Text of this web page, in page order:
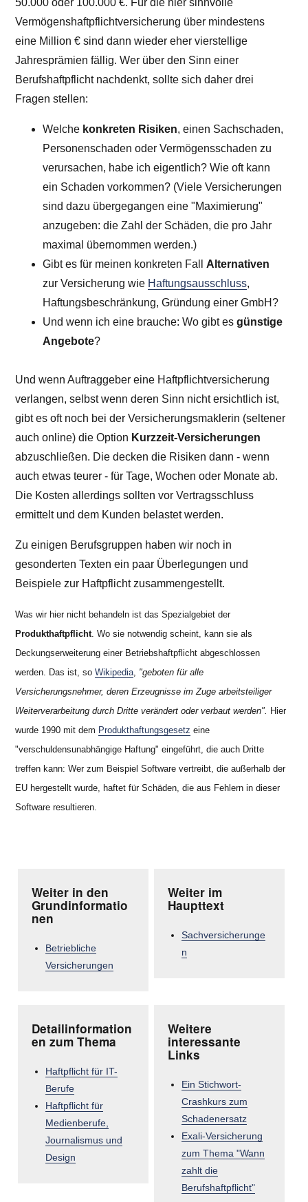
Vermögenshaftpflichtversicherung über mindestens
eine Million € sind dann wieder eher vierstellige
Jahresprämien fällig. Wer über den Sinn einer
Berufshaftpflicht nachdenkt, sollte sich daher drei
Fragen stellen:
Welche konkreten Risiken, einen Sachschaden,
Personenschaden oder Vermögensschaden zu
verursachen, habe ich eigentlich? Wie oft kann
ein Schaden vorkommen? (Viele Versicherungen
sind dazu übergegangen eine "Maximierung"
anzugeben: die Zahl der Schäden, die pro Jahr
maximal übernommen werden.)
Gibt es für meinen konkreten Fall Alternativen
zur Versicherung wie Haftungsausschluss,
Haftungsbeschränkung, Gründung einer GmbH?
Und wenn ich eine brauche: Wo gibt esgünstige
Angebote?
Und wenn Auftraggeber eine Haftpflichtversicherung
verlangen, selbst wenn deren Sinn nicht ersichtlich ist,
gibt es oft noch bei der Versicherungsmaklerin (seltener
auch online) die Option Kurzzeit-Versicherungen
abzuschließen. Die decken die Risiken dann - wenn
auch etwas teurer - für Tage, Wochen oder Monate ab.
Die Kosten allerdings sollten vor Vertragsschluss
ermittelt und dem Kunden belastet werden.
Zu einigen Berufsgruppen haben wir noch in
gesonderten Texten ein paar Überlegungen und
Beispiele zur Haftpflicht zusammengestellt.
Was wir hier nicht behandeln ist das Spezialgebiet der
Produkthaftpflicht . Wo sie notwendig scheint, kann sie als
Deckungserweiterung einer Betriebshaftpflicht abgeschlossen
werden. Das ist, soWikipedia "geboten für alle
Versicherungsnehmer, deren Erzeugnisse im Zuge arbeitsteiliger
Weiterverarbeitung durch Dritte verändert oder verbaut werden". Hier
wurde 1990 mit dem Produkthaftungsgesetz eine
"verschuldensunabhängige Haftung" eingeführt, die auch Dritte
treffen kann: Wer zum Beispiel Software vertreibt, die außerhalb der
EU hergestellt wurde, haftet für Schäden, die aus Fehlern in dieser
Software resultieren.
Weiter in den
Grundinformatio
nen
Betriebliche
Versicherungen
Weiter im
Haupttext
Sachversicherunge
n
Detailinformation
en zum Thema
Haftpflicht für IT-
Berufe
Haftpflicht für
Medienberufe,
Journalismus und
Design
Weitere
interessante
Links
Ein Stichwort-
Crashkurs zum
Schadenersatz
Exali-Versicherung
zum Thema "Wann
zahlt die
Berufshaftpflicht"